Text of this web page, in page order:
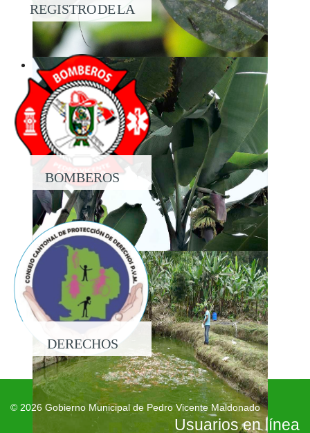
REGISTRO DE LA
PROPIEDAD
BOMBEROS
DERECHOS
© 2026 Gobierno Municipal de Pedro Vicente Maldonado
Usuarios en línea